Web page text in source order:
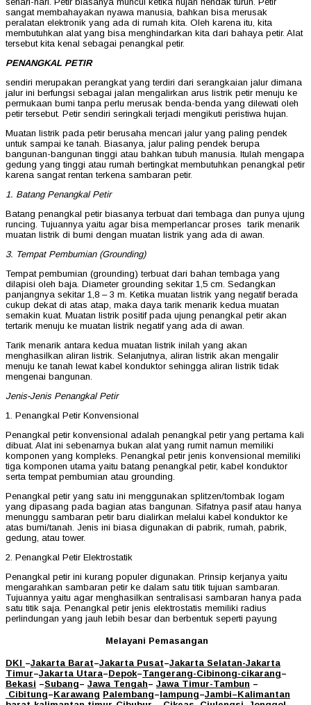
sangat membahayakan nyawa manusia, bahkan bisa merusak
peralatan elektronik yang ada di rumah kita. Oleh karena itu, kita
membutuhkan alat yang bisa menghindarkan kita dari bahaya petir. Alat
tersebut kita kenal sebagai penangkal petir.
PENANGKAL PETIR
sendiri merupakan perangkat yang terdiri dari serangkaian jalur dimana
jalur ini berfungsi sebagai jalan mengalirkan arus listrik petir menuju ke
permukaan bumi tanpa perlu merusak benda-benda yang dilewati oleh
petir tersebut. Petir sendiri seringkali terjadi mengikuti peristiwa hujan.
Muatan listrik pada petir berusaha mencari jalur yang paling pendek
untuk sampai ke tanah. Biasanya, jalur paling pendek berupa
bangunan-bangunan tinggi atau bahkan tubuh manusia. Itulah mengapa
gedung yang tinggi atau rumah bertingkat membutuhkan penangkal petir
karena sangat rentan terkena sambaran petir.
1. Batang Penangkal Petir
Batang penangkal petir biasanya terbuat dari tembaga dan punya ujung
runcing. Tujuannya yaitu agar bisa memperlancar proses tarik menarik
muatan listrik di bumi dengan muatan listrik yang ada di awan.
3. Tempat Pembumian (Grounding)
Tempat pembumian (grounding) terbuat dari bahan tembaga yang
dilapisi oleh baja. Diameter grounding sekitar 1,5 cm. Sedangkan
panjangnya sekitar 1,8 – 3 m. Ketika muatan listrik yang negatif berada
cukup dekat di atas atap, maka daya tarik menarik kedua muatan
semakin kuat. Muatan listrik positif pada ujung penangkal petir akan
tertarik menuju ke muatan listrik negatif yang ada di awan.
Tarik menarik antara kedua muatan listrik inilah yang akan
menghasilkan aliran listrik. Selanjutnya, aliran listrik akan mengalir
menuju ke tanah lewat kabel konduktor sehingga aliran listrik tidak
mengenai bangunan.
Jenis-Jenis Penangkal Petir
1. Penangkal Petir Konvensional
Penangkal petir konvensional adalah penangkal petir yang pertama kali
dibuat. Alat ini sebenarnya bukan alat yang rumit namun memiliki
komponen yang kompleks. Penangkal petir jenis konvensional memiliki
tiga komponen utama yaitu batang penangkal petir, kabel konduktor
serta tempat pembumian atau grounding.
Penangkal petir yang satu ini menggunakan splitzen/tombak logam
yang dipasang pada bagian atas bangunan. Sifatnya pasif atau hanya
menunggu sambaran petir baru dialirkan melalui kabel konduktor ke
atas bumi/tanah. Jenis ini biasa digunakan di pabrik, rumah, pabrik,
gedung, atau tower.
2. Penangkal Petir Elektrostatik
Penangkal petir ini kurang populer digunakan. Prinsip kerjanya yaitu
mengarahkan sambaran petir ke dalam satu titik tujuan sambaran.
Tujuannya yaitu agar menghasilkan sentralisasi sambaran hanya pada
satu titik saja. Penangkal petir jenis elektrostatis memiliki radius
perlindungan yang jauh lebih besar dan berbentuk seperti payung
Melayani Pemasangan
DKI –Jakarta Barat–Jakarta Pusat–Jakarta Selatan-Jakarta
Timur–Jakarta Utara–Depok–Tangerang-Cibinong-cikarang–
Bekasi –Subang– Jawa Tengah– Jawa Timur-Tambun –
Cibitung–Karawang Palembang–lampung–Jambi–Kalimantan